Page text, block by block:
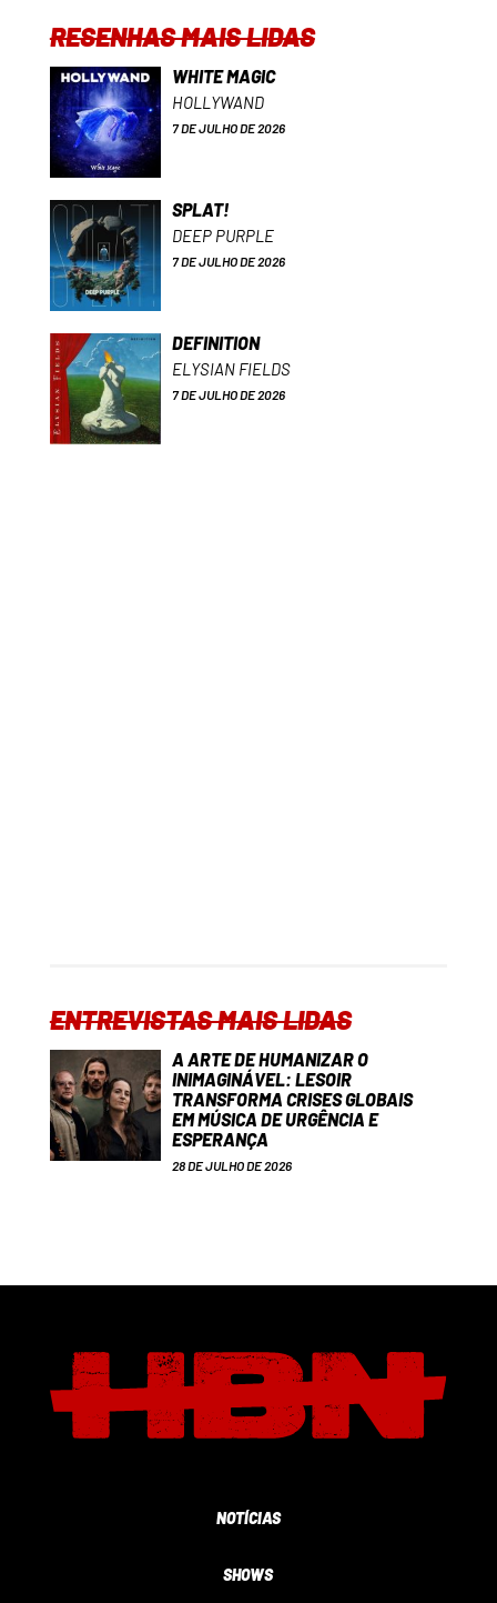
RESENHAS MAIS LIDAS
WHITE MAGIC
HOLLYWAND
7 DE JULHO DE 2026
SPLAT!
DEEP PURPLE
7 DE JULHO DE 2026
DEFINITION
ELYSIAN FIELDS
7 DE JULHO DE 2026
ENTREVISTAS MAIS LIDAS
A ARTE DE HUMANIZAR O
INIMAGINÁVEL: LESOIR
TRANSFORMA CRISES GLOBAIS
EM MÚSICA DE URGÊNCIA E
ESPERANÇA
28 DE JULHO DE 2026
NOTÍCIAS
SHOWS